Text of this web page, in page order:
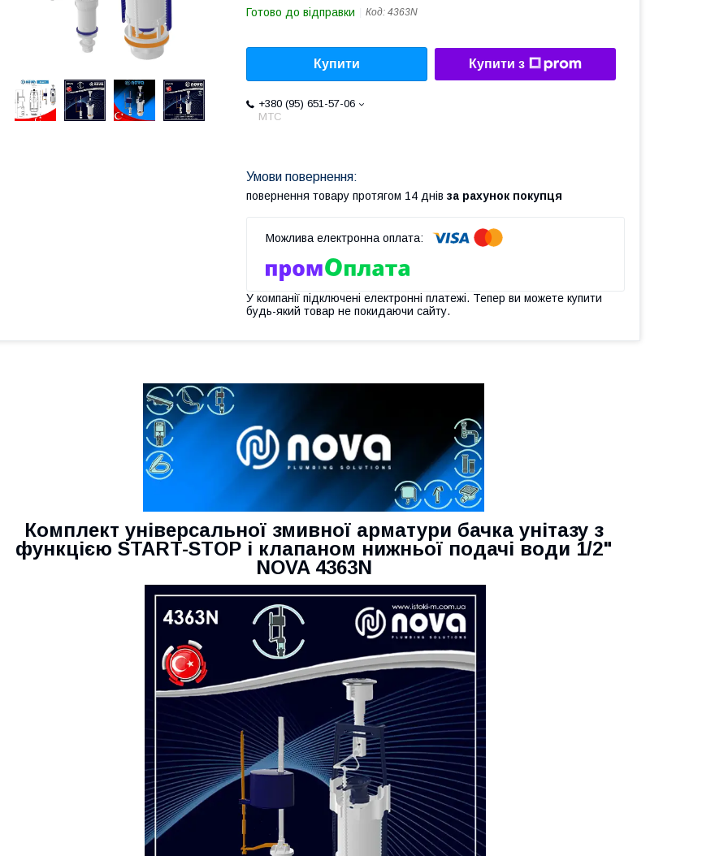
Готово до відправки Код: 4363N
Купити Купити з
+380 (95) 651-57-06
MTC
повернення товару протягом 14 днів за рахунок покупця
У компанії підключені електронні платежі. Тепер ви можете купити
будь-який товар не покидаючи сайту.
Комплект універсальної змивної арматури бачка унітазу з
функцією START-STOP і клапаном нижньої подачі води 1/2"
NOVA 4363N